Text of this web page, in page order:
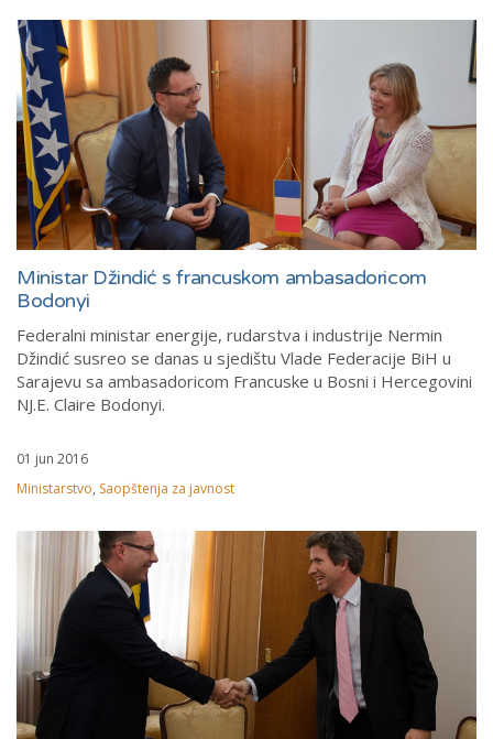
Ministar Džindić s francuskom ambasadoricom
Bodonyi
Federalni ministar energije, rudarstva i industrije Nermin
Džindić susreo se danas u sjedištu Vlade Federacije BiH u
Sarajevu sa ambasadoricom Francuske u Bosni i Hercegovini
NJ.E. Claire Bodonyi.
01 jun 2016
Ministarstvo, Saopštenja za javnost